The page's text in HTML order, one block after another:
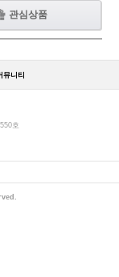
관심상품
뮤니티
호